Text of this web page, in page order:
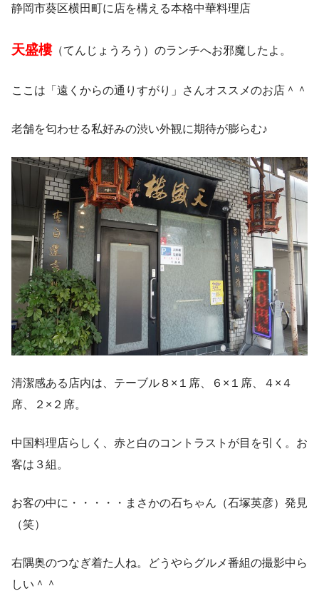
静岡市葵区横田町に店を構える本格中華料理店
天盛樓（てんじょうろう）のランチへお邪魔したよ。
ここは「遠くからの通りすがり」さんオススメのお店＾＾
老舗を匂わせる私好みの渋い外観に期待が膨らむ♪
清潔感ある店内は、テーブル８×１席、６×１席、４×４
席、２×２席。
中国料理店らしく、赤と白のコントラストが目を引く。お
客は３組。
お客の中に・・・・・まさかの石ちゃん（石塚英彦）発見
（笑）
右隅奥のつなぎ着た人ね。どうやらグルメ番組の撮影中ら
しい＾＾